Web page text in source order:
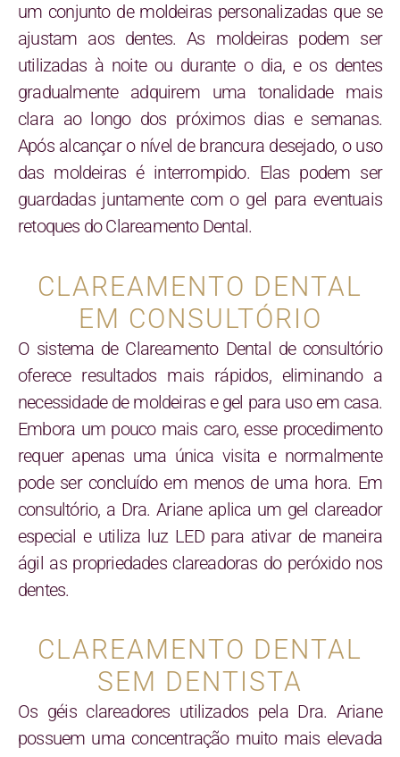
um conjunto de moldeiras personalizadas que se
ajustam aos dentes. As moldeiras podem ser
utilizadas à noite ou durante o dia, e os dentes
gradualmente adquirem uma tonalidade mais
clara ao longo dos próximos dias e semanas.
Após alcançar o nível de brancura desejado, o uso
das moldeiras é interrompido. Elas podem ser
guardadas juntamente com o gel para eventuais
retoques do Clareamento Dental.
CLAREAMENTO DENTAL
EM CONSULTÓRIO
O sistema de Clareamento Dental de consultório
oferece resultados mais rápidos, eliminando a
necessidade de moldeiras e gel para uso em casa.
Embora um pouco mais caro, esse procedimento
requer apenas uma única visita e normalmente
pode ser concluído em menos de uma hora. Em
consultório, a Dra. Ariane aplica um gel clareador
especial e utiliza luz LED para ativar de maneira
ágil as propriedades clareadoras do peróxido nos
dentes.
CLAREAMENTO DENTAL
SEM DENTISTA
Os géis clareadores utilizados pela Dra. Ariane
possuem uma concentração muito mais elevada